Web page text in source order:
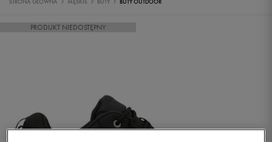
PRODUKT NIEDOSTĘPNY